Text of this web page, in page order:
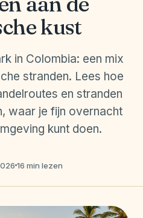
kust
in Colombia: een mix
stranden. Lees hoe
en stranden
waar je fijn overnacht
kunt doen.
16 min lezen